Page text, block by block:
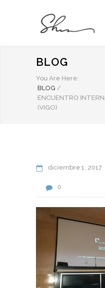
BLOG
You Are Here:
BLOG /
ENCUENTRO
(VIGO)
diciembre 1 2017
0